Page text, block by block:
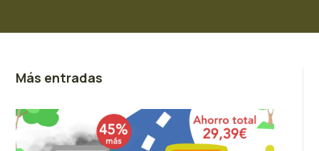
Más entradas